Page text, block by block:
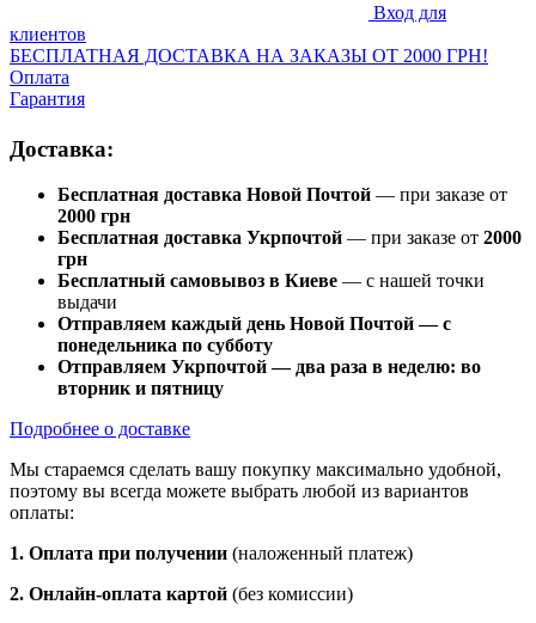
Вход для
клиентов
БЕСПЛАТНАЯ ДОСТАВКА НА ЗАКАЗЫ ОТ 2000 ГРН!
Оплата
Гарантия
Доставка:
Бесплатная доставка Новой Почтой — при заказе от
2000 грн
Бесплатная доставка Укрпочтой — при заказе от 2000
грн
Бесплатный самовывоз в Киеве — с нашей точки
выдачи
Отправляем каждый день Новой Почтой — с
понедельника по субботу
Отправляем Укрпочтой — два раза в неделю: во
вторник и пятницу
Подробнее о доставке
Мы стараемся сделать вашу покупку максимально удобной,
поэтому вы всегда можете выбрать любой из вариантов
оплаты:
1. Оплата при получении (наложенный платеж)
2. Онлайн-оплата картой (без комиссии)